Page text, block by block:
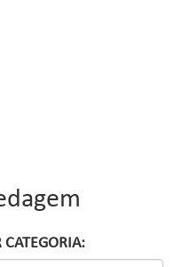
CATEGORIA: